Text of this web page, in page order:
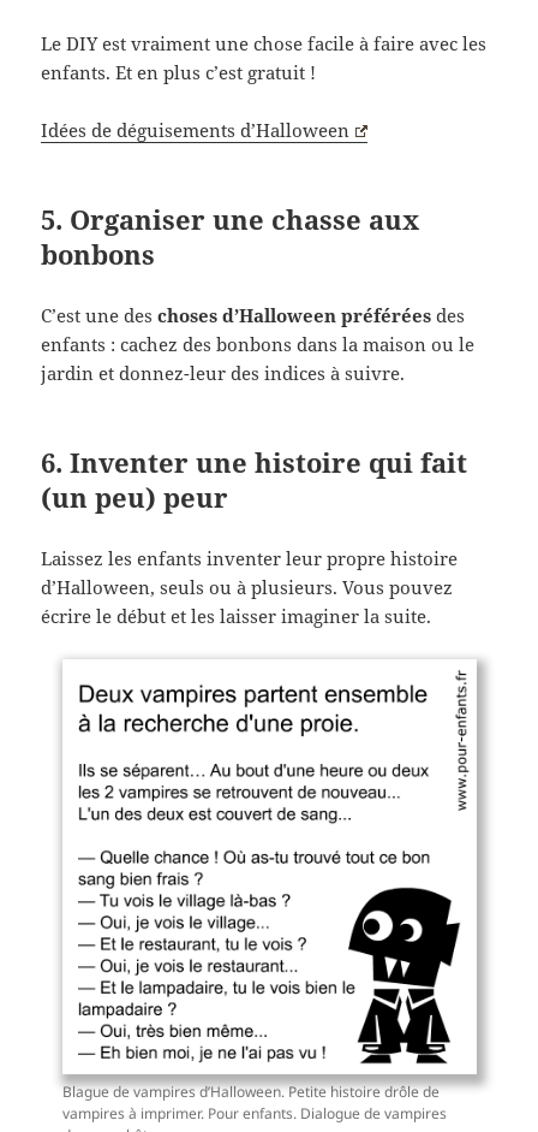
Le DIY est vraiment une chose facile à faire avec les
enfants. Et en plus c’est gratuit !
Idées de déguisements d’Halloween
5. Organiser une chasse aux
bonbons
C’est une deschoses d’Halloween préférées des
enfants : cachez des bonbons dans la maison ou le
jardin et donnez-leur des indices à suivre.
6. Inventer une histoire qui fait
(un peu) peur
Laissez les enfants inventer leur propre histoire
d’Halloween, seuls ou à plusieurs. Vous pouvez
écrire le début et les laisser imaginer la suite.
Blague de vampires d’Halloween. Petite histoire drôle de
vampires à imprimer. Pour enfants. Dialogue de vampires